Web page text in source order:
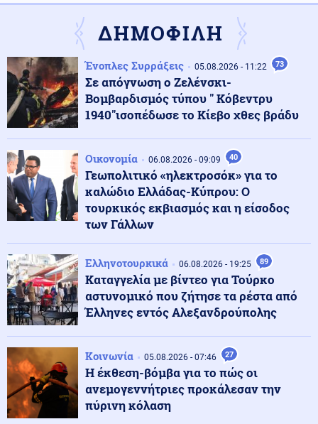
Δύο συλλήψεις για τις φωτιές σε Σκύρο και Λακωνία:
Βραχυκύκλωσε γεννήτρια 63χρονης, 71χρονος άναψε
ψησταριά
Εθνικά θέματα 06.08.2026 - 22:35
Canadair 515: Οι πρώτες εικόνες από την κατασκευή
του αεροσκάφους που θα έρθει στην Ελλάδα και θα
επιχειρεί και τη νύχτα στις φωτιές
ΗΠΑ
Διαμάχη μεταξύ αδελφών για περίπου 600 στρέμματα
γης που κληρονόμησαν από τους γονείς του πίσω από
τους πυροβολισμούς με τους τρεις νεκρούς στη Βόρεια
Καρολίνα
Κόσμος 06.08.2026 - 22:21
Γκουτέρες: Οι επιθέσεις κατά αμάχων σε Ουκρανία
και Ρωσία πρέπει να σταματήσουν αμέσως
Εσωτερική Ασφάλεια 06.08.2026 - 22:18
Καλύτερη η εικόνα της φωτιάς στην Κολυμπάδα
Σκύρου, επιχειρούν μόνο επίγειες δυνάμεις
ΗΠΑ 06.08.2026 - 21:58
Αρμαγεδδών ενόψει! Η «Μυστική Παγκόσμια
Κυβέρνηση» μας οδηγεί στον Τρίτο παγκόσμιο πόλεμο!
ΔΗΜΟΦΙΛΗ
Ένοπλες Συρράξεις 05.08.2026 - 11:22 73
Σε απόγνωση ο Ζελένσκι-
Βομβαρδισμός τύπου " Κόβεντρυ
1940"ισοπέδωσε το Κίεβο χθες βράδυ
Οικονομία 06.08.2026 - 09:09 40
Γεωπολιτικό «ηλεκτροσόκ» για το
καλώδιο Ελλάδας-Κύπρου: Ο
τουρκικός εκβιασμός και η είσοδος
των Γάλλων
Ελληνοτουρκικά 06.08.2026 - 19:25 89
Καταγγελία με βίντεο για Τούρκο
αστυνομικό που ζήτησε τα ρέστα από
Έλληνες εντός Αλεξανδρούπολης
Κοινωνία 05.08.2026 - 07:46 27
Η έκθεση-βόμβα για το πώς οι
ανεμογεννήτριες προκάλεσαν την
πύρινη κόλαση